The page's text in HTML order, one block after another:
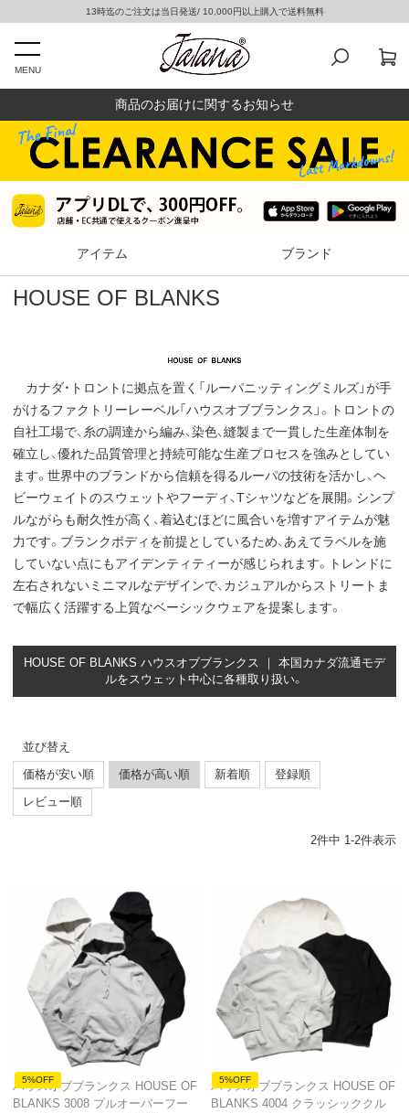
13時迄のご注文は当日発送/ 10,000円以上購入で送料無料
MENU
商品のお届けに関するお知らせ
アイテム ブランド
HOUSE OF BLANKS
カナダ・トロントに拠点を置く「ルーパニッティングミルズ」が手
がけるファクトリーレーベル「ハウスオブブランクス」。トロントの
自社工場で、糸の調達から編み、染色、縫製まで一貫した生産体制を
確立し、優れた品質管理と持続可能な生産プロセスを強みとしてい
ます。世界中のブランドから信頼を得るルーパの技術を活かし、ヘ
ビーウェイトのスウェットやフーディ、Tシャツなどを展開。シンプ
ルながらも耐久性が高く、着込むほどに風合いを増すアイテムが魅
力です。ブランクボディを前提としているため、あえてラベルを施
していない点にもアイデンティティーが感じられます。トレンドに
左右されないミニマルなデザインで、カジュアルからストリートま
で幅広く活躍する上質なベーシックウェアを提案します。
HOUSE OF BLANKS ハウスオブブランクス ｜ 本国カナダ流通モデ
ルをスウェット中心に各種取り扱い。
並び替え
価格が安い順
価格が高い順 新着順
登録順
レビュー順
2件中 1-2件表示
5%OFF
ハウスオブブランクス HOUSE OF
BLANKS 3008 プルオーバーフー
5%OFF
ハウスオブブランクス HOUSE OF
BLANKS 4004 クラッシッククル